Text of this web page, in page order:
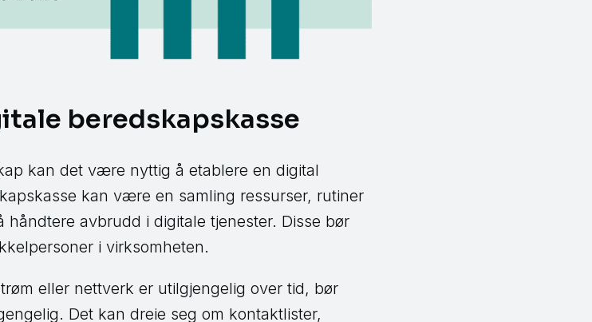
beredskapskasse
kan det være nyttig å etablere en digital
kan være en samling ressurser, rutiner
avbrudd i digitale tjenester. Disse bør
i virksomheten.
eller nettverk er utilgjengelig over tid, bør
Det kan dreie seg om kontaktlister,